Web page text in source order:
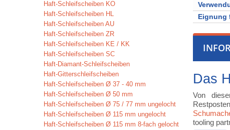
Haft-Schleifscheiben KO
Haft-Schleifscheiben HL
Haft-Schleifscheiben AU
Haft-Schleifscheiben ZR
Haft-Schleifscheiben KE / KK
Haft-Schleifscheiben SC
Haft-Diamant-Schleifscheiben
Haft-Gitterschleifscheiben
Haft-Schleifscheiben Ø 37 - 40 mm
Haft-Schleifscheiben Ø 50 mm
Haft-Schleifscheiben Ø 75 / 77 mm ungelocht
Haft-Schleifscheiben Ø 115 mm ungelocht
Haft-Schleifscheiben Ø 115 mm 8-fach gelocht
Eignung
Das
Von
tooling